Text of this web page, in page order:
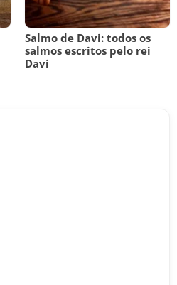
Salmo de Davi: todos os
salmos escritos pelo rei
Davi